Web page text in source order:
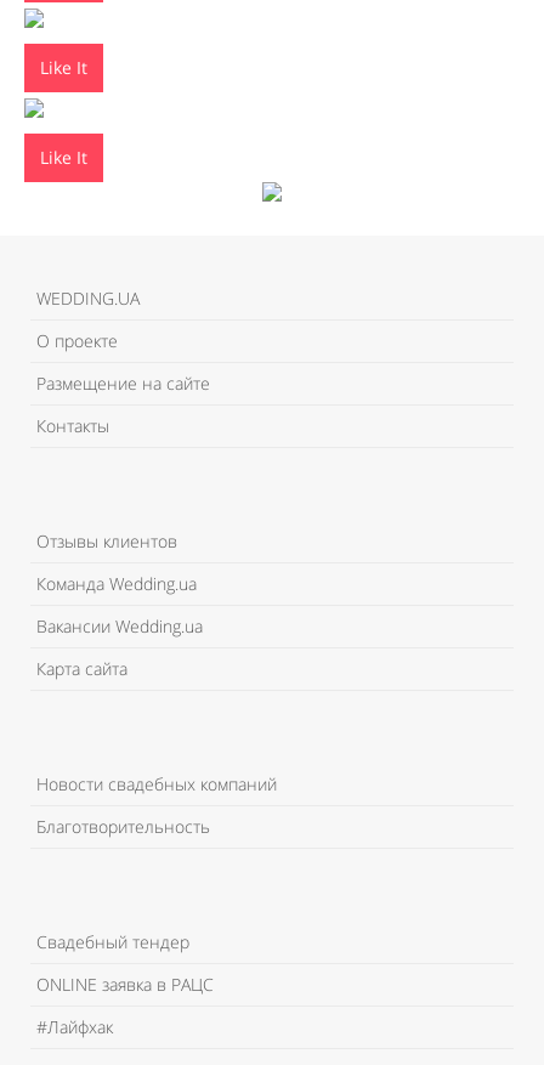
Like It
Like It
WEDDING.UA
О проекте
Размещение на сайте
Контакты
Отзывы клиентов
Команда Wedding.ua
Вакансии Wedding.ua
Карта сайта
Новости свадебных компаний
Благотворительность
Свадебный тендер
ONLINE заявка в РАЦС
#Лайфхак